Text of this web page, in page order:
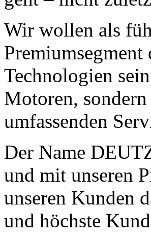
Wir wollen als
Technologien
Motoren,
umfassenden
Der Name
und mit unseren
unseren Kunden
und höchste